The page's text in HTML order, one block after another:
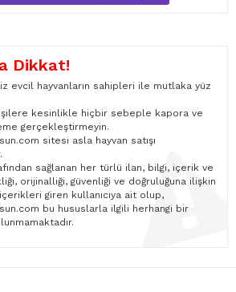
Dikkat!
evcil hayvanların sahipleri ile mutlaka yüz
kişilere kesinlikle hiçbir sebeple kapora ve
gerçekleştirmeyin.
sitesi asla hayvan satışı
sağlanan her türlü ilan, bilgi, içerik ve
orijinalliği, güvenliği ve doğruluğuna ilişkin
giren kullanıcıya ait olup,
bu hususlarla ilgili herhangi bir